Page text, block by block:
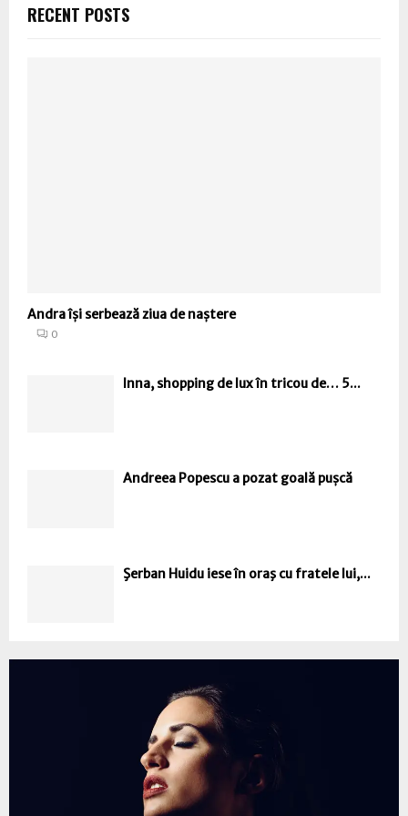
RECENT POSTS
Andra își serbează ziua de naștere
0
Inna, shopping de lux în tricou de… 5...
Andreea Popescu a pozat goală pușcă
Şerban Huidu iese în oraş cu fratele lui,...